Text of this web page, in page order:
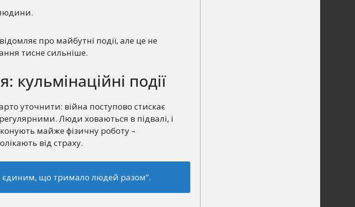
про майбутні події, але це не
тисне сильніше.
кульмінаційні події
уточнити: війна поступово стискає
Люди ховаються в підвалі, і
майже фізичну роботу –
від страху.
єдиним, що тримало людей разом”.